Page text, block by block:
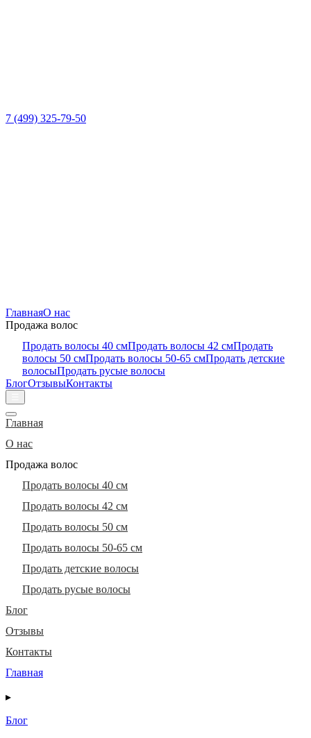
7 (499) 325-79-50
ГлавнаяО нас
Продажа волос
Продать волосы 40 смПродать волосы 42 смПродать
волосы 50 смПродать волосы 50-65 смПродать детские
волосыПродать русые волосы
БлогОтзывыКонтакты
Главная
О нас
Продажа волос
Продать волосы 40 см
Продать волосы 42 см
Продать волосы 50 см
Продать волосы 50-65 см
Продать детские волосы
Продать русые волосы
Блог
Отзывы
Контакты
Главная
▸
Блог